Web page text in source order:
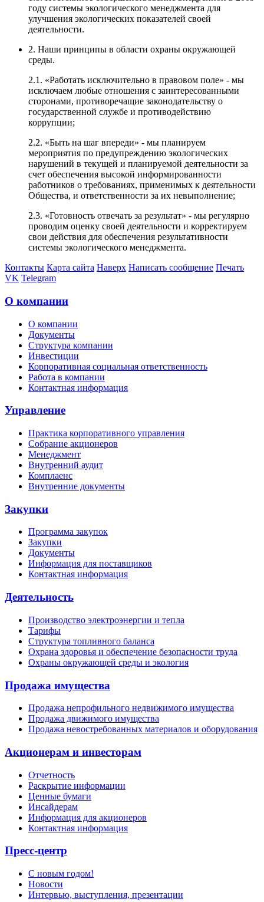
году системы экологического менеджмента для
улучшения экологических показателей своей
деятельности.
2. Наши принципы в области охраны окружающей
среды.
2.1. «Работать исключительно в правовом поле» - мы
исключаем любые отношения с заинтересованными
сторонами, противоречащие законодательству о
государственной службе и противодействию
коррупции;
2.2. «Быть на шаг впереди» - мы планируем
мероприятия по предупреждению экологических
нарушений в текущей и планируемой деятельности за
счет обеспечения высокой информированности
работников о требованиях, применимых к деятельности
Общества, и ответственности за их невыполнение;
2.3. «Готовность отвечать за результат» - мы регулярно
проводим оценку своей деятельности и корректируем
свои действия для обеспечения результативности
системы экологического менеджмента.
Контакты Карта сайта Наверх Написать сообщение Печать
VK Telegram
О компании
О компании
Документы
Структура компании
Инвестиции
Корпоративная социальная ответственность
Работа в компании
Контактная информация
Управление
Практика корпоративного управления
Собрание акционеров
Менеджмент
Внутренний аудит
Комплаенс
Внутренние документы
Закупки
Программа закупок
Закупки
Документы
Информация для поставщиков
Контактная информация
Деятельность
Производство электроэнергии и тепла
Тарифы
Структура топливного баланса
Охрана здоровья и обеспечение безопасности труда
Охраны окружающей среды и экология
Продажа имущества
Продажа непрофильного недвижимого имущества
Продажа движимого имущества
Продажа невостребованных материалов и оборудования
Акционерам и инвесторам
Отчетность
Раскрытие информации
Ценные бумаги
Инсайдерам
Информация для акционеров
Контактная информация
Пресс-центр
С новым годом!
Новости
Интервью, выступления, презентации